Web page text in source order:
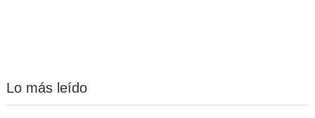
Lo más leído